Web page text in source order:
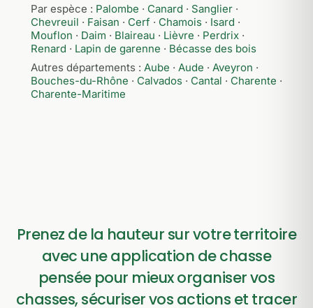
Par espèce : Palombe · Canard · Sanglier ·
Chevreuil · Faisan · Cerf · Chamois · Isard ·
Mouflon · Daim · Blaireau · Lièvre · Perdrix ·
Renard · Lapin de garenne · Bécasse des bois
Autres départements : Aube · Aude · Aveyron ·
Bouches-du-Rhône · Calvados · Cantal · Charente ·
Charente-Maritime
Prenez de la hauteur sur votre territoire
avec une application de chasse
pensée pour mieux organiser vos
chasses, sécuriser vos actions et tracer